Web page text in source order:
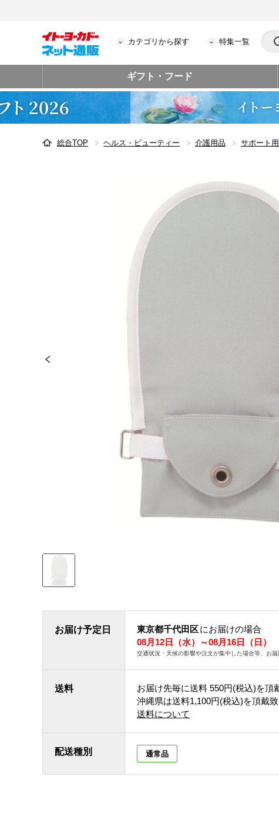
カテゴリから探す 特集一覧
ギフト・フード
総合TOP ヘルス・ビューティー 介護用品 サポート
お届け予定日 東京都千代田区にお届けの場合
08月12日（水）～08月16日（日）
交通状況・天候の影響や注文が集中した場合等、お届
送料 お届け先毎に送料 550円(税込)を頂
沖縄県は送料1,100円(税込)を頂戴致
送料について
配送種別 通常品